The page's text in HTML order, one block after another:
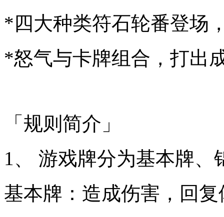
*四大种类符石轮番登场
*怒气与卡牌组合，打出
「规则简介」
1、 游戏牌分为基本牌、
基本牌：造成伤害，回